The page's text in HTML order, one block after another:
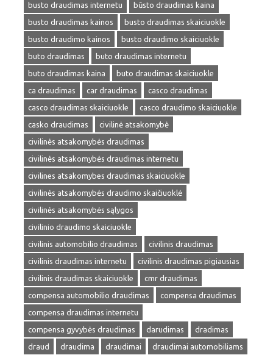
busto draudimas internetu
būsto draudimas kaina
busto draudimas kainos
busto draudimas skaiciuokle
busto draudimo kainos
busto draudimo skaiciuokle
buto draudimas
buto draudimas internetu
buto draudimas kaina
buto draudimas skaiciuokle
ca draudimas
car draudimas
casco draudimas
casco draudimas skaiciuokle
casco draudimo skaiciuokle
casko draudimas
civilinė atsakomybė
civilinės atsakomybės draudimas
civilinės atsakomybės draudimas internetu
civilines atsakomybes draudimas skaiciuokle
civilinės atsakomybės draudimo skaičiuoklė
civilinės atsakomybės sąlygos
civilinio draudimo skaiciuokle
civilinis automobilio draudimas
civilinis draudimas
civilinis draudimas internetu
civilinis draudimas pigiausias
civilinis draudimas skaiciuokle
cmr draudimas
compensa automobilio draudimas
compensa draudimas
compensa draudimas internetu
compensa gyvybės draudimas
darudimas
dradimas
draud
draudima draudimai
draudimai automobiliams